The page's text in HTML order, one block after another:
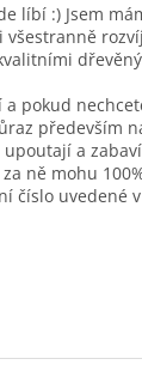
líbí :) Jsem
pokud
především
a
ně mohu
číslo uvedené